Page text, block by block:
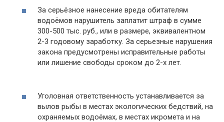
За серьёзное нанесение вреда обитателям
водоёмов нарушитель заплатит штраф в сумме
300-500 тыс. руб., или в размере, эквивалентном
2-3 годовому заработку. За серьезные нарушения
закона предусмотрены исправительные работы
или лишение свободы сроком до 2-х лет.
Уголовная ответственность устанавливается за
вылов рыбы в местах экологических бедствий, на
охраняемых водоёмах, в местах икромета и на